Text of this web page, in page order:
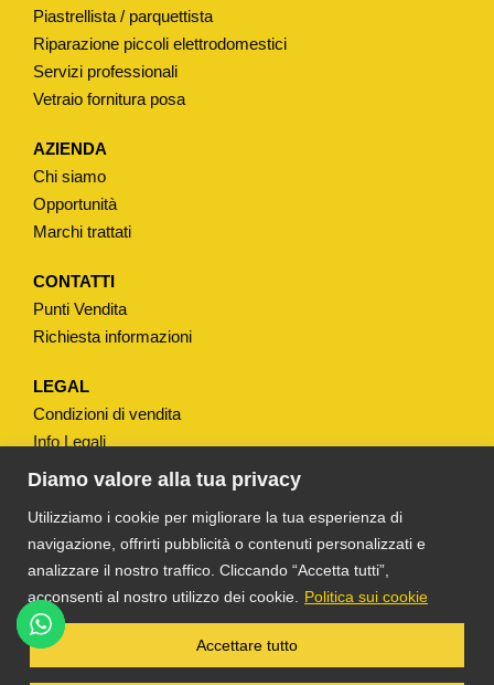
Diamo valore alla tua privacy
Utilizziamo i cookie per migliorare la tua esperienza di
navigazione, offrirti pubblicità o contenuti personalizzati e
analizzare il nostro traffico. Cliccando “Accetta tutti”,
acconsenti al nostro utilizzo dei cookie.
Politica sui cookie
Accettare tutto
E
D
R
A
a
Piastrellista / parquettista
Riparazione piccoli elettrodomestici
Servizi professionali
Vetraio fornitura posa
AZIENDA
Chi siamo
Opportunità
Marchi trattati
CONTATTI
Punti Vendita
Richiesta informazioni
LEGAL
Condizioni di vendita
Info Legali
Note Legali
TS DACOM
S.R.L. UNIPERSONALE P. IVA
03055900231 © COPYRIGHT 2025 TUTTI I